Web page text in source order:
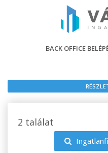
BACK OFFICE
2 találat